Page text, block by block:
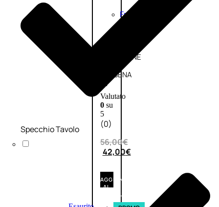
Fragranze
L’OCCITANE
VERBENA
1
Valutato
0su
5
(0)
56,00€
42,00€
AGGIUNGI
AL
CARRELLO
Specchio Tavolo